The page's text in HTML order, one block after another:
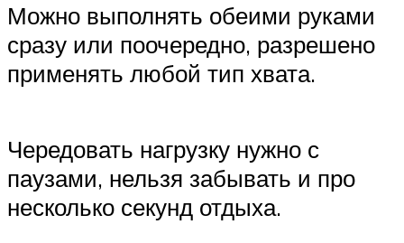
Можно выполнять обеими руками
сразу или поочередно, разрешено
применять любой тип хвата.
Чередовать нагрузку нужно с
паузами, нельзя забывать и про
несколько секунд отдыха.